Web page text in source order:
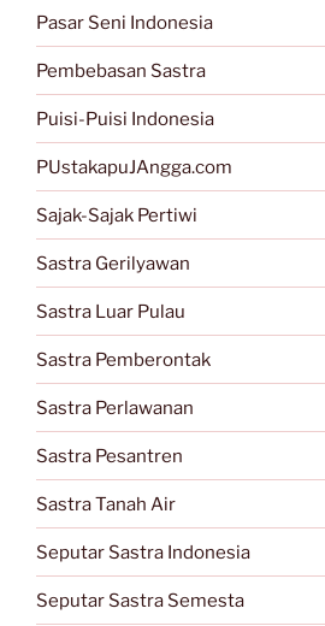
Pasar Seni Indonesia
Pembebasan Sastra
Puisi-Puisi Indonesia
PUstakapuJAngga.com
Sajak-Sajak Pertiwi
Sastra Gerilyawan
Sastra Luar Pulau
Sastra Pemberontak
Sastra Perlawanan
Sastra Pesantren
Sastra Tanah Air
Seputar Sastra Indonesia
Seputar Sastra Semesta